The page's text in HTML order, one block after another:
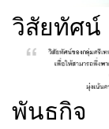
Contact
TH
วิสัยทัศน์
พันธกิจ